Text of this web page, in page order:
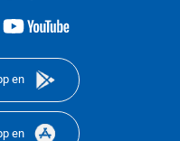
youtube-
en
en